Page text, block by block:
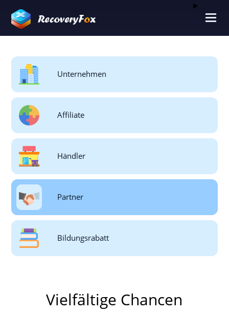
Unternehmen
Affiliate
Händler
Partner
Bildungsrabatt
Vielfältige Chancen